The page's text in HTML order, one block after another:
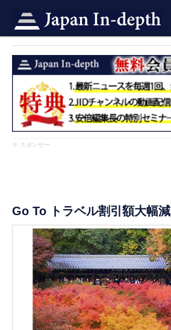
※ スポンサー
Go To トラベル割引額大幅減